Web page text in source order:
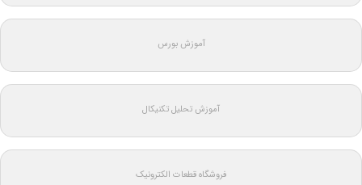
آموزش بورس
آموزش تحلیل تکنیکال
فروشگاه قطعات الکترونیک